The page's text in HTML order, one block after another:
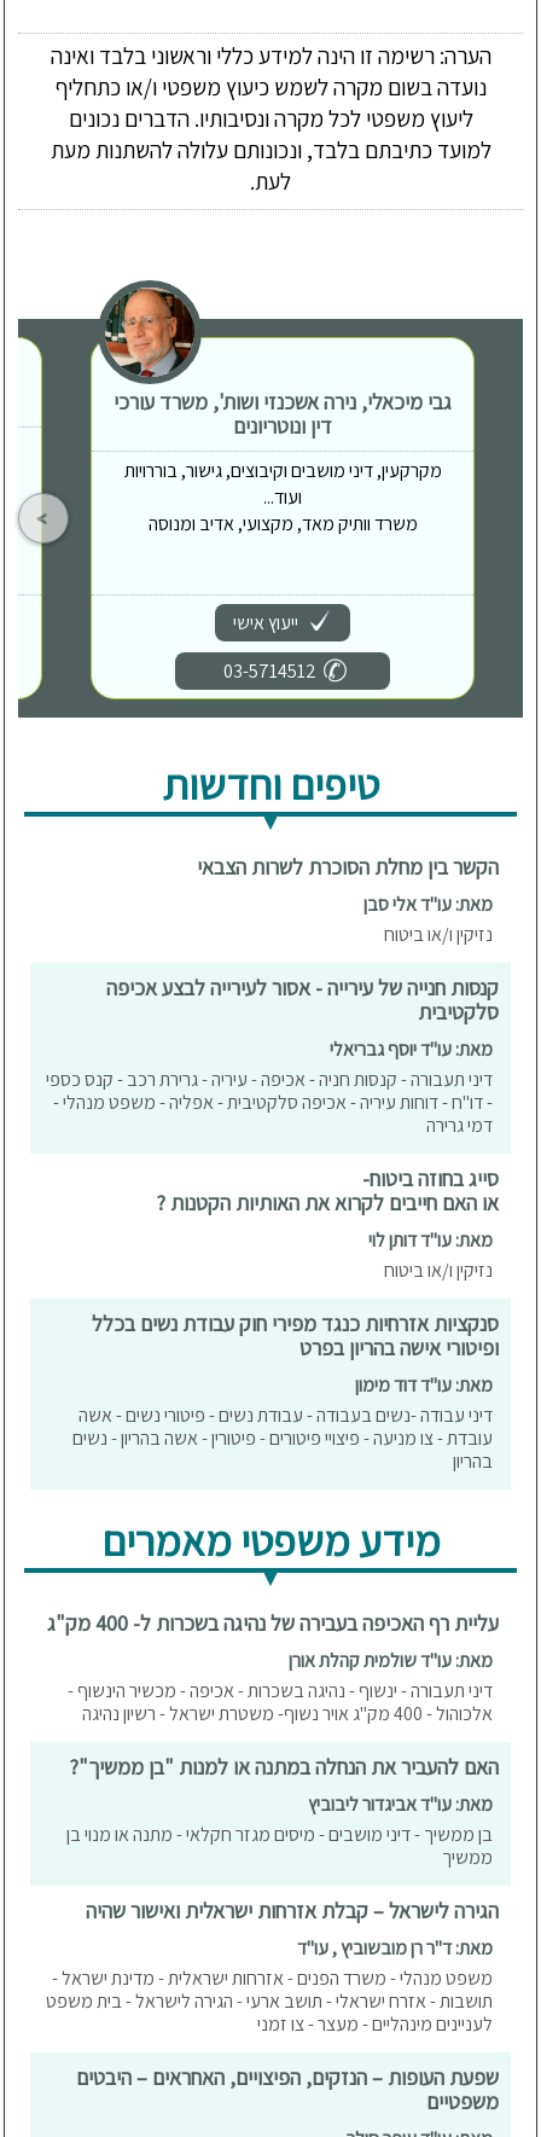
הערה: רשימה זו הינה למידע כללי וראשוני בלבד ואינה
נועדה בשום מקרה לשמש כיעוץ משפטי ו/או כתחליף
ליעוץ משפטי לכל מקרה ונסיבותיו. הדברים נכונים
למועד כתיבתם בלבד, ונכונותם עלולה להשתנות מעת
לעת.
גבי מיכאלי, נירה אשכנזי ושות', משרד עורכי
דין ונוטריונים
מקרקעין, דיני מושבים וקיבוצים, גישור, בוררויות
ועוד...
משרד וותיק מאד, מקצועי, אדיב ומנוסה
ייעוץ אישי
03-5714512
טיפים וחדשות
הקשר בין מחלת הסוכרת לשרות הצבאי
מאת: עו"ד אלי סבן
נזיקין ו/או ביטוח
קנסות חנייה של עירייה - אסור לעירייה לבצע אכיפה
סלקטיבית
מאת: עו"ד יוסף גבריאלי
דיני תעבורה - קנסות חניה - אכיפה - עיריה - גרירת רכב - קנס כספי
- דו"ח - דוחות עיריה - אכיפה סלקטיבית - אפליה - משפט מנהלי -
דמי גרירה
סייג בחוזה ביטוח-
או האם חייבים לקרוא את האותיות הקטנות ?
מאת: עו"ד דותן לוי
נזיקין ו/או ביטוח
סנקציות אזרחיות כנגד מפירי חוק עבודת נשים בכלל
ופיטורי אישה בהריון בפרט
מאת: עו"ד דוד מימון
דיני עבודה -נשים בעבודה - עבודת נשים - פיטורי נשים - אשה
עובדת - צו מניעה - פיצויי פיטורים - פיטורין - אשה בהריון - נשים
בהריון
מידע משפטי מאמרים
עליית רף האכיפה בעבירה של נהיגה בשכרות ל- 400 מק"ג
מאת: עו"ד שולמית קהלת אורן
דיני תעבורה - ינשוף - נהיגה בשכרות - אכיפה - מכשיר הינשוף -
אלכוהול - 400 מק"ג אויר נשוף- משטרת ישראל - רשיון נהיגה
האם להעביר את הנחלה במתנה או למנות "בן ממשיך"?
מאת: עו"ד אביגדור ליבוביץ
בן ממשיך - דיני מושבים - מיסים מגזר חקלאי - מתנה או מנוי בן
ממשיך
הגירה לישראל – קבלת אזרחות ישראלית ואישור שהיה
מאת: ד"ר רן מובשוביץ , עו"ד
משפט מנהלי - משרד הפנים - אזרחות ישראלית - מדינת ישראל -
תושבות - אזרח ישראלי - תושב ארעי - הגירה לישראל - בית משפט
לעניינים מינהליים - מעצר - צו זמני
שפעת העופות – הנזקים, הפיצויים, האחראים – היבטים
משפטיים